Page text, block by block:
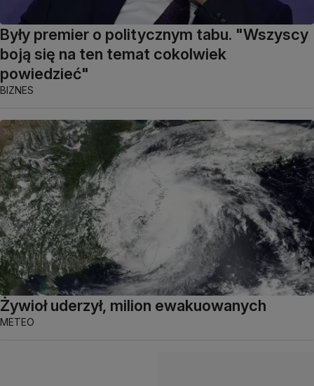
Były premier o politycznym tabu. "Wszyscy
boją się na ten temat cokolwiek
powiedzieć"
BIZNES
Żywioł uderzył, milion ewakuowanych
METEO